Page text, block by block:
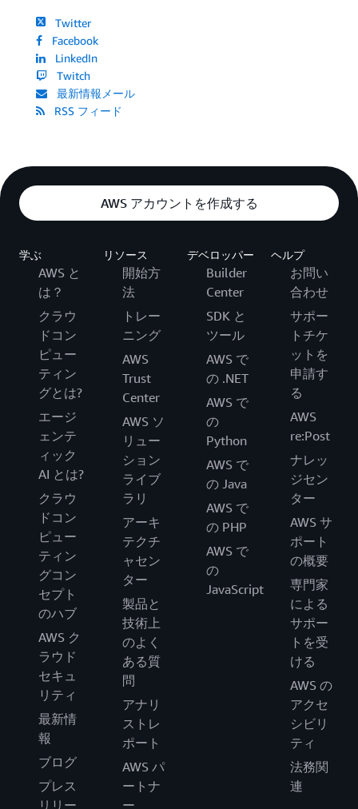
Twitter
Facebook
LinkedIn
Twitch
最新情報メール
RSS フィード
AWS アカウントを作成する
学ぶ
AWS と
は？
クラウ
ドコン
ピュー
ティン
グとは?
エージ
ェンテ
ィック
AI とは?
クラウ
ドコン
ピュー
ティン
グコン
セプト
のハブ
AWS ク
ラウド
セキュ
リティ
最新情
報
ブログ
プレス
リリー
リソース
開始方
法
トレー
ニング
AWS
Trust
Center
AWS ソ
リュー
ション
ライブ
ラリ
アーキ
テクチ
ャセン
ター
製品と
技術上
のよく
ある質
問
アナリ
ストレ
ポート
AWS パ
ートナ
ー
デベロッパー
Builder
Center
SDK と
ツール
AWS で
の .NET
AWS で
の
Python
AWS で
の Java
AWS で
の PHP
AWS で
の
JavaScript
ヘルプ
お問い
合わせ
サポー
トチケ
ットを
申請す
る
AWS
re:Post
ナレッ
ジセン
ター
AWS サ
ポート
の概要
専門家
による
サポー
トを受
ける
AWS の
アクセ
シビリ
ティ
法務関
連